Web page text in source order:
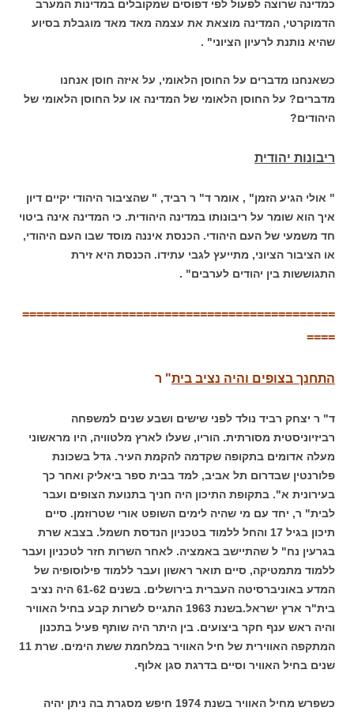
כמדינה שרוצה לפעול לפי דפוסים שמקובלים במדינות המערב
הדמוקרטי, המדינה מוצאת את עצמה מאד מאד מוגבלת בסיוע
שהיא נותנת לרעיון הציוני" .
כשאנחנו מדברים על החוסן הלאומי, על איזה חוסן אנחנו
מדברים? על החוסן הלאומי של המדינה או על החוסן הלאומי של
היהודים?
ריבונות יהודית
" אולי הגיע הזמן" , אומר ד" ר רביד, " שהציבור היהודי יקיים דיון
איך הוא שומר על ריבונותו במדינה היהודית. כי המדינה אינה ביטוי
חד משמעי של העם היהודי. הכנסת איננה מוסד שבו העם היהודי,
או הציבור הציוני, מתייעץ לגבי עתידו. הכנסת היא זירת
התגוששות בין יהודים לערבים" .
============================================
====
התחנך בצופים והיה נציב בית" ר
ד" ר יצחק רביד נולד לפני שישים ושבע שנים למשפחה
רביזיוניסטית מסורתית. הוריו, שעלו לארץ מלטוויה, היו מראשוני
מעלה אדומים בתקופה שקדמה להקמת העיר. גדל בשכונת
פלורנטין שבדרום תל אביב, למד בבית ספר ביאליק ואחר כך
בעירונית א". בתקופת התיכון היה חניך בתנועת הצופים ועבר
לבית" ר, יחד עם מי שהיה לימים השופט אורי שטרוזמן. סיים
תיכון בגיל 17 והחל ללמוד בטכניון הנדסת חשמל. בצבא שרת
בגרעין נח" ל שהתיישב באמציה. לאחר השרות חזר לטכניון ועבר
ללמוד מתמטיקה, סיים תואר ראשון ועבר ללמוד פילוסופיה של
המדע באוניברסיטה העברית בירושלים. בשנים 61-62 היה נציב
בית"ר ארץ ישראל.בשנת 1963 התגייס לשרות קבע בחיל האוויר
והיה ראש ענף חקר ביצועים. בין היתר היה שותף פעיל בתכנון
המתקפה האווירית של חיל האוויר במלחמת ששת הימים. שרת 11
שנים בחיל האוויר וסיים בדרגת סגן אלוף.
כשפרש מחיל האוויר בשנת 1974 חיפש מסגרת בה ניתן יהיה